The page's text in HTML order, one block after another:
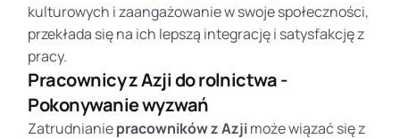
kulturowych i zaangażowanie w swoje społeczności,
przekłada się na ich lepszą integrację i satysfakcję z
pracy.
Pracownicy z Azji do rolnictwa -
Pokonywanie wyzwań
Zatrudnianiepracowników z Azjimoże wiązać się z